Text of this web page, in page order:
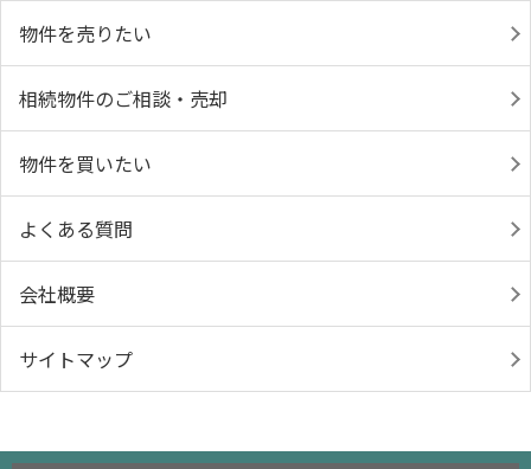
物件を売りたい
相続物件のご相談・売却
物件を買いたい
よくある質問
会社概要
サイトマップ